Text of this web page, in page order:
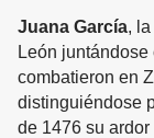
Juana García,
León
combatieron en
distinguiéndose
de 1476 su